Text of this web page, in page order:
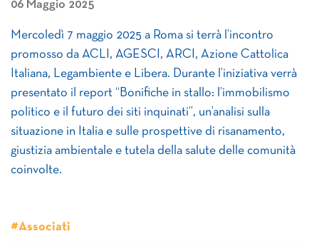
06 Maggio 2025
Mercoledì 7 maggio 2025 a Roma si terrà l’incontro
promosso da ACLI, AGESCI, ARCI, Azione Cattolica
Italiana, Legambiente e Libera. Durante l’iniziativa verrà
presentato il report “Bonifiche in stallo: l’immobilismo
politico e il futuro dei siti inquinati”, un’analisi sulla
situazione in Italia e sulle prospettive di risanamento,
giustizia ambientale e tutela della salute delle comunità
coinvolte.
#Associati